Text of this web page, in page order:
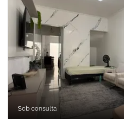
Sob consulta